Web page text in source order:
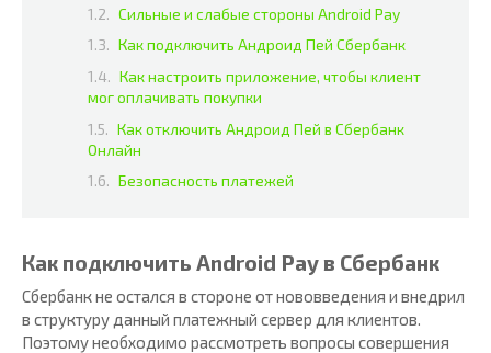
Сильные и слабые стороны Android Pay
Как подключить Андроид Пей Сбербанк
Как настроить приложение, чтобы клиент
мог оплачивать покупки
Как отключить Андроид Пей в Сбербанк
Онлайн
Безопасность платежей
Как подключить Android Pay в Сбербанк
Сбербанк не остался в стороне от нововведения и внедрил
в структуру данный платежный сервер для клиентов.
Поэтому необходимо рассмотреть вопросы совершения